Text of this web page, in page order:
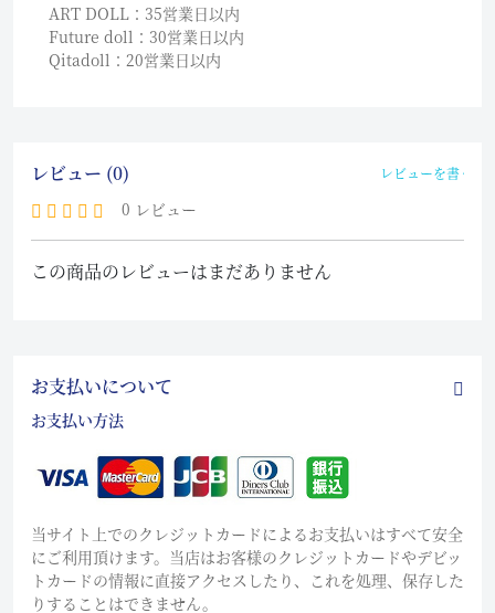
ART DOLL：35営業日以内
Future doll：30営業日以内
Qitadoll：20営業日以内
レビュー (0) レビューを書く
0 レビュー
この商品のレビューはまだありません
お支払いについて
お支払い方法
当サイト上でのクレジットカードによるお支払いはすべて安全
にご利用頂けます。当店はお客様のクレジットカードやデビッ
トカードの情報に直接アクセスしたり、これを処理、保存した
りすることはできません。